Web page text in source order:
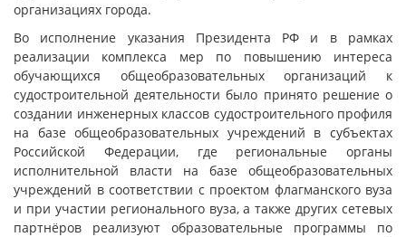
организациях города.
Во исполнение указания Президента РФ и в рамках
реализации комплекса мер по повышению интереса
обучающихся общеобразовательных организаций к
судостроительной деятельности было принято решение о
создании инженерных классов судостроительного профиля
на базе общеобразовательных учреждений в субъектах
Российской Федерации, где региональные органы
исполнительной власти на базе общеобразовательных
учреждений в соответствии с проектом флагманского вуза
и при участии регионального вуза, а также других сетевых
партнёров реализуют образовательные программы по